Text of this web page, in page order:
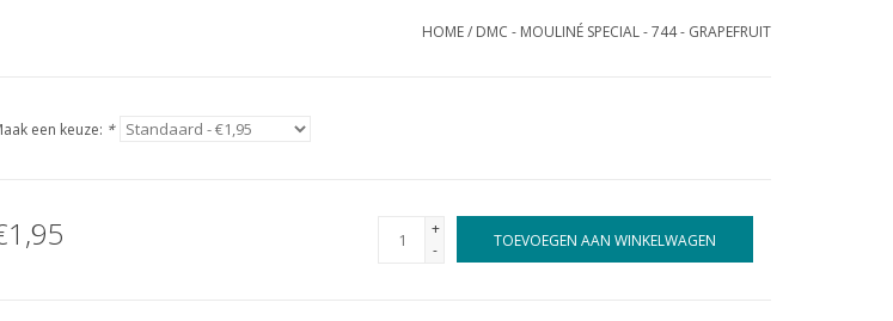
HOME/ DMC - MOULINÉ SPECIAL - 744 - GRAPEFRUIT
een keuze: *
+
-
TOEVOEGEN AAN WINKELWAGEN